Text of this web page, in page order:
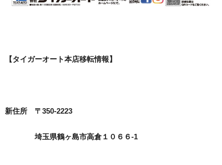
【タイガーオート本店移転情報】
新住所 〒350-2223
埼玉県鶴ヶ島市高倉１０６６-1